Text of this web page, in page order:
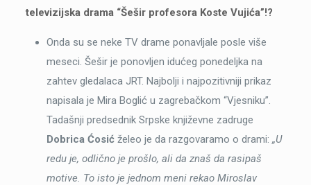
televizijska drama “Šešir profesora Koste Vujića”!?
Onda su se neke TV drame ponavljale posle više
meseci. Šešir je ponovljen idućeg ponedeljka na
zahtev gledalaca JRT. Najbolji i najpozitivniji prikaz
napisala je Mira Boglić u zagrebačkom “Vjesniku”.
Tadašnji predsednik Srpske književne zadruge
Dobrica Ćosićželeo je da razgovaramo o drami: „U
redu je, odlično je prošlo, ali da znaš da rasipaš
motive. To isto je jednom meni rekao Miroslav